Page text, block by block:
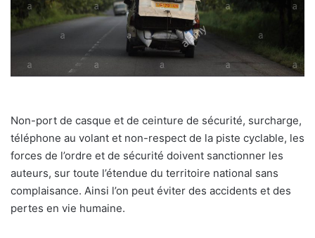
Non-port de casque et de ceinture de sécurité, surcharge,
téléphone au volant et non-respect de la piste cyclable, les
forces de l’ordre et de sécurité doivent sanctionner les
auteurs, sur toute l’étendue du territoire national sans
complaisance. Ainsi l’on peut éviter des accidents et des
pertes en vie humaine.